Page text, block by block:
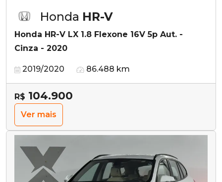
Honda HR-V
Honda HR-V LX 1.8 Flexone 16V 5p Aut. -
Cinza - 2020
2019/2020 86.488 km
R$ 104.900
Ver mais